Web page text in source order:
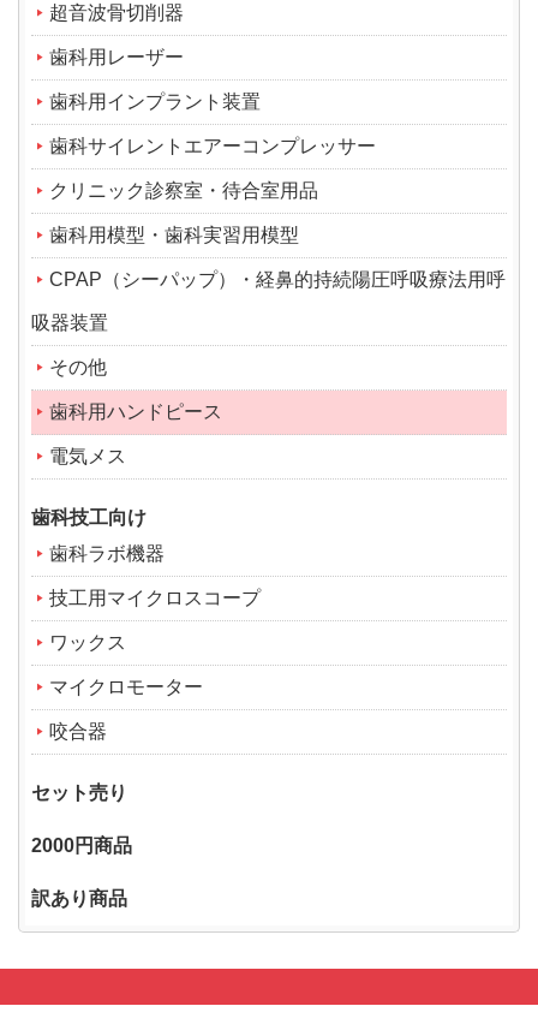
超音波骨切削器
歯科用レーザー
歯科用インプラント装置
歯科サイレントエアーコンプレッサー
クリニック診察室・待合室用品
歯科用模型・歯科実習用模型
CPAP（シーパップ）・経鼻的持続陽圧呼吸療法用呼
吸器装置
その他
歯科用ハンドピース
電気メス
歯科技工向け
歯科ラボ機器
技工用マイクロスコープ
ワックス
マイクロモーター
咬合器
セット売り
2000円商品
訳あり商品